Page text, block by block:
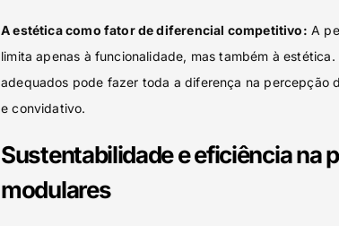
A estética como fator de diferencial competitivo: A
limita apenas à funcionalidade, mas também à
adequados pode fazer toda a diferença na percepção
e convidativo.
Sustentabilidade e eficiência na
modulares